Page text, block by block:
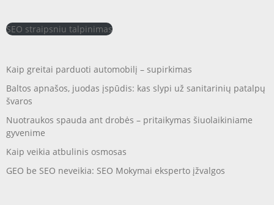
SEO straipsniu talpinimas
Kaip greitai parduoti automobilį – supirkimas
Baltos apnašos, juodas įspūdis: kas slypi už sanitarinių patalpų
švaros
Nuotraukos spauda ant drobės – pritaikymas šiuolaikiniame
gyvenime
Kaip veikia atbulinis osmosas
GEO be SEO neveikia: SEO Mokymai eksperto įžvalgos